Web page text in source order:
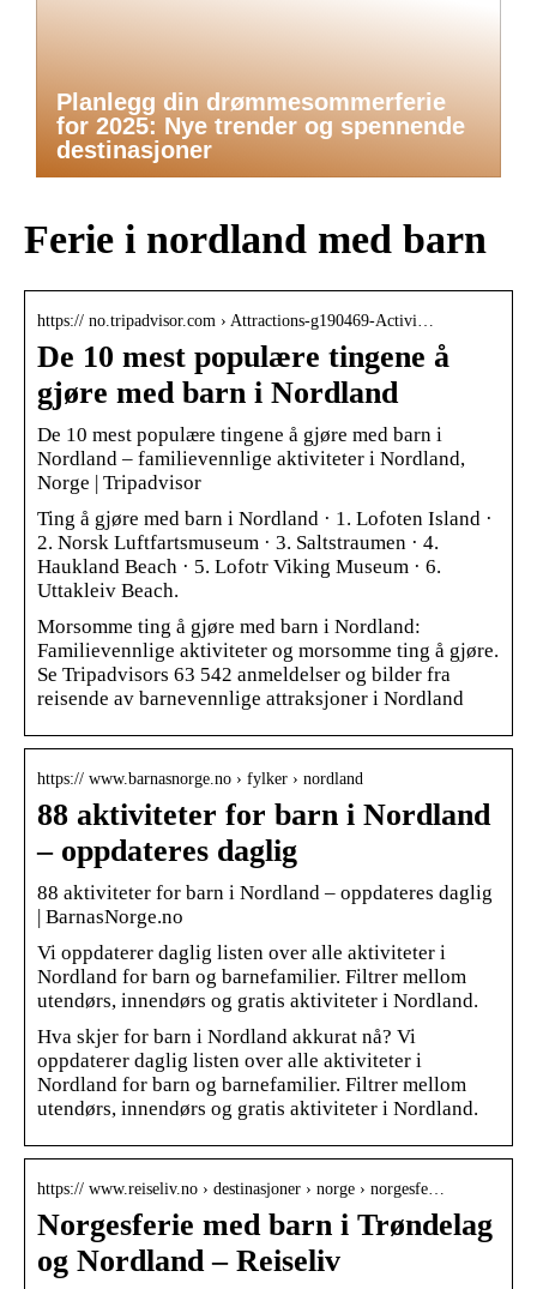
Planlegg din drømmesommerferie
for 2025: Nye trender og spennende
destinasjoner
Ferie i nordland med barn
https:// no.tripadvisor.com › Attractions-g190469-Activi…
De 10 mest populære tingene å
gjøre med barn i Nordland
De 10 mest populære tingene å gjøre med barn i
Nordland – familievennlige aktiviteter i Nordland,
Norge | Tripadvisor
Ting å gjøre med barn i Nordland · 1. Lofoten Island ·
2. Norsk Luftfartsmuseum · 3. Saltstraumen · 4.
Haukland Beach · 5. Lofotr Viking Museum · 6.
Uttakleiv Beach.
Morsomme ting å gjøre med barn i Nordland:
Familievennlige aktiviteter og morsomme ting å gjøre.
Se Tripadvisors 63 542 anmeldelser og bilder fra
reisende av barnevennlige attraksjoner i Nordland
https:// www.barnasnorge.no › fylker › nordland
88 aktiviteter for barn i Nordland
– oppdateres daglig
88 aktiviteter for barn i Nordland – oppdateres daglig
| BarnasNorge.no
Vi oppdaterer daglig listen over alle aktiviteter i
Nordland for barn og barnefamilier. Filtrer mellom
utendørs, innendørs og gratis aktiviteter i Nordland.
Hva skjer for barn i Nordland akkurat nå? Vi
oppdaterer daglig listen over alle aktiviteter i
Nordland for barn og barnefamilier. Filtrer mellom
utendørs, innendørs og gratis aktiviteter i Nordland.
https:// www.reiseliv.no › destinasjoner › norge › norgesfe…
Norgesferie med barn i Trøndelag
og Nordland – Reiseliv